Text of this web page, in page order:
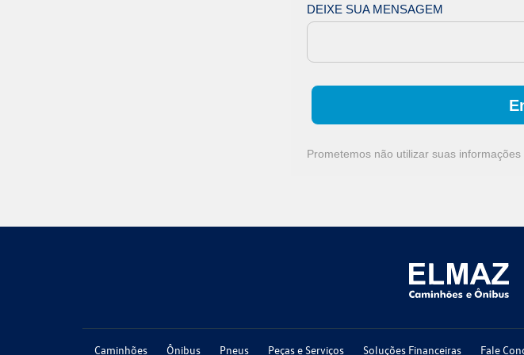
DEIXE SUA MENSAGEM
Prometemos não utilizar suas
Caminhões Ônibus Pneus Peças e Serviços Soluções Financeiras Fale